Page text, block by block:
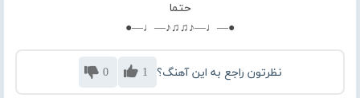
حتما
●—♩—♪♫♫♪—♩—●
نظرتون راجع به این آهنگ؟ 1
0